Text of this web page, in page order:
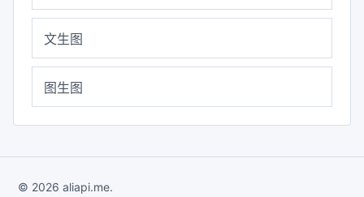
文生图
图生图
© 2026 aliapi.me.